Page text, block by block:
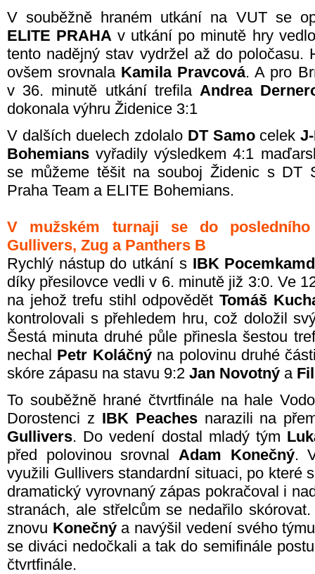
V souběžně hraném utkání na VUT se
ELITE PRAHA v utkání po minutě hry
tento nadějný stav vydržel až do poločasu.
ovšem srovnala Kamila Pravcová. A pro
v 36. minutě utkání trefila Andrea
dokonala výhru Židenice 3:1
V dalších duelech zdolalo DT Samocelek
Bohemians vyřadily výsledkem 4:1
se můžeme těšit na souboj Židenic s DT
Praha Team a ELITE Bohemians.
V mužském turnaji se do
Gullivers, Zug a Panthers B
Rychlý nástup do utkání s IBK
díky přesilovce vedli v 6. minutě již 3:0. Ve
na jehož trefu stihl odpovědět Tomáš
kontrolovali s přehledem hru, což doložil
Šestá minuta druhé půle přinesla šestou
nechal Petr Koláčnýna polovinu druhé
skóre zápasu na stavu 9:2 Jan Novotný a
To souběžně hrané čtvrtfinále na hale
Dorostenci z IBK Peachesnarazili na
Gullivers. Do vedení dostal mladý tým
před polovinou srovnal Adam Konečný.
využili Gullivers standardní situaci, po které
dramatický vyrovnaný zápas pokračoval i
stranách, ale střelcům se nedařilo
znovu Konečný a navýšil vedení svého
se diváci nedočkali a tak do semifinále
čtvrtfinále.